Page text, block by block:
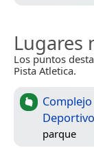
Lugares
Los puntos
Pista Atletica.
Complejo
Deportivo
parque